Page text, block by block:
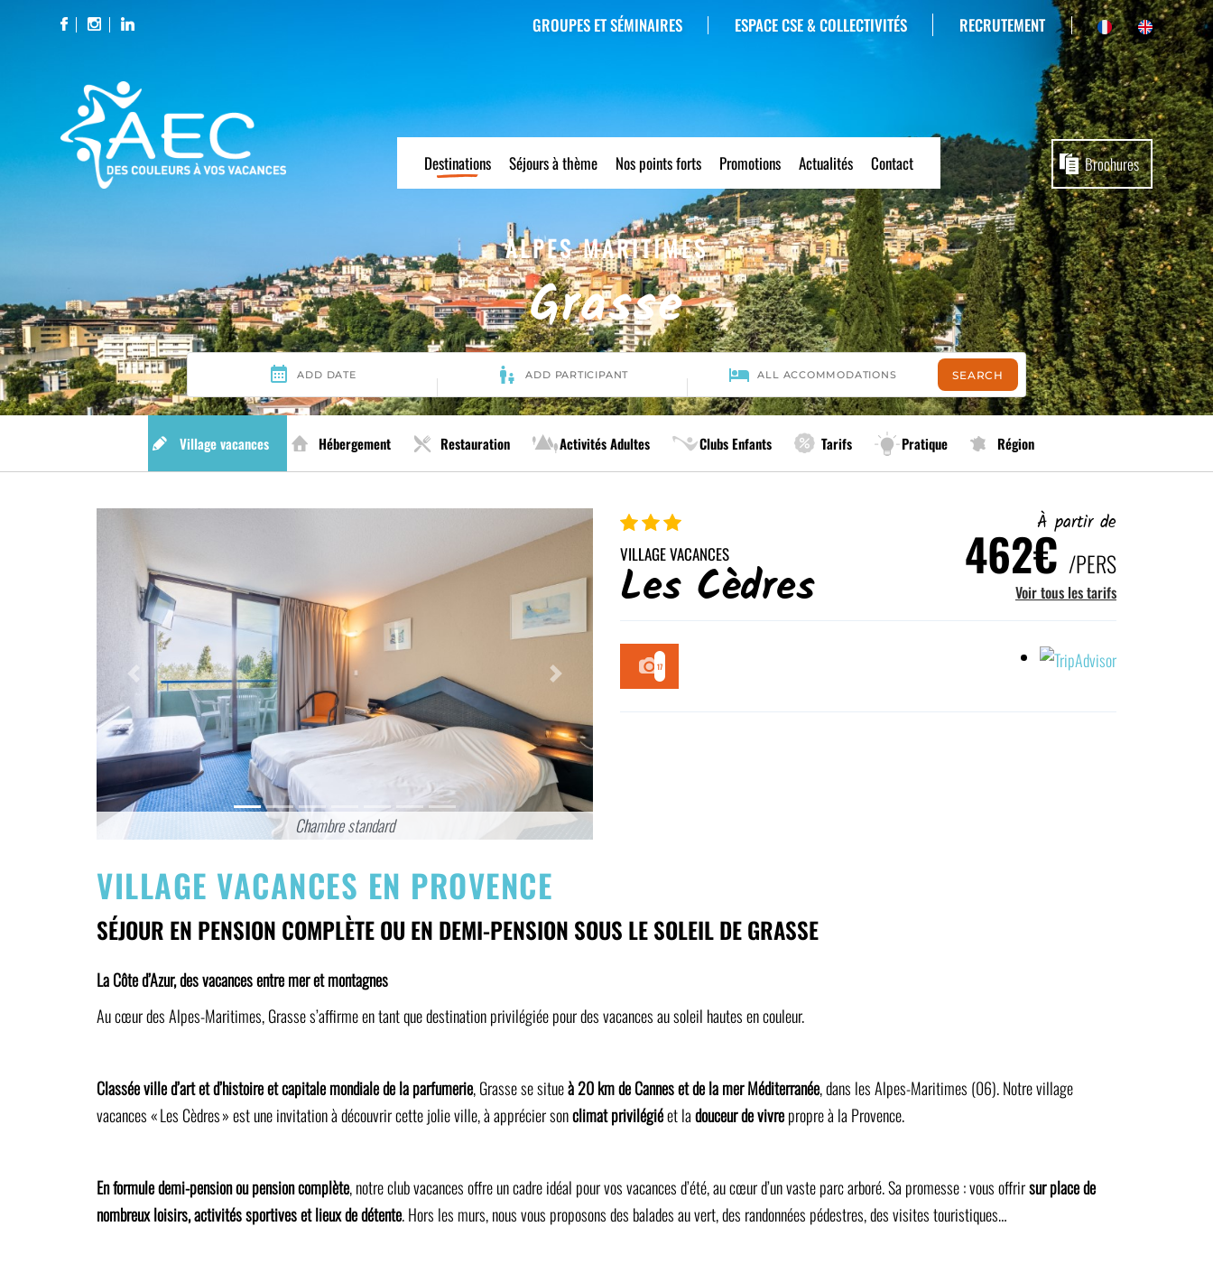
GROUPES ET SÉMINAIRES ESPACE CSE & COLLECTIVITÉS RECRUTEMENT
Destinations Séjours à thème Nos points forts Promotions Actualités Contact Brochures
ALPES MARITIMES
Grasse
Village vacances Hébergement Restauration Activités Adultes Clubs Enfants Tarifs Pratique Région
Chambre supérieure
Previous Next
VILLAGE VACANCES
Les Cèdres
À partir de
462€ /PERS
Voir tous les tarifs
17
VILLAGE VACANCES EN PROVENCE
SÉJOUR EN PENSION COMPLÈTE OU EN DEMI-PENSION SOUS LE SOLEIL DE GRASSE
La Côte d’Azur, des vacances entre mer et montagnes
Au cœur des Alpes-Maritimes, Grasse s’affirme en tant que destination privilégiée pour des vacances au soleil hautes en couleur.
Classée ville d’art et d’histoire et capitale mondiale de la parfumerie, Grasse se situeà 20 km de Cannes et de la mer Méditerranée, dans les Alpes-Maritimes (06). Notre village
vacances « Les Cèdres » est une invitation à découvrir cette jolie ville, à apprécier sonclimat privilégiéet ladouceur de vivrepropre à la Provence.
En formule demi-pension ou pension complète, notre club vacances offre un cadre idéal pour vos vacances d’été, au cœur d’un vaste parc arboré. Sa promesse : vous offrirsur place de
nombreux loisirs, activités sportives et lieux de détente. Hors les murs, nous vous proposons des balades au vert, des randonnées pédestres, des visites touristiques…